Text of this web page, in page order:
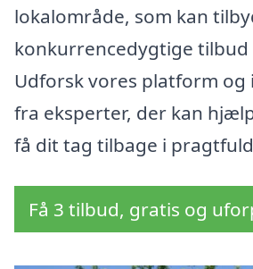
lokalområde, som kan
konkurrencedygtige tilbud
Udforsk vores platform
fra eksperter, der kan
få dit tag tilbage i
Få 3 tilbud, gratis og